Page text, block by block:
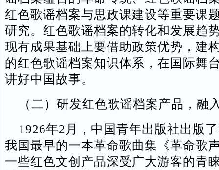
红色歌谣档案与思政课建设等重要课
研究。红色歌谣档案的转化和发展趋
现有成果基础上要借助政策优势，建
的红色歌谣档案知识体系，在国际舞
讲好中国故事。
（二）研发红色歌谣档案产品，融
1926年2月，中国青年出版社出版
我国最早的一本革命歌曲集《革命歌
一些红色文创产品深受广大游客的青